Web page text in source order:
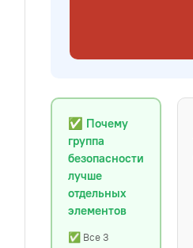
✅ Почему
группа
безопасности
лучше
отдельных
элементов
✅ Все 3